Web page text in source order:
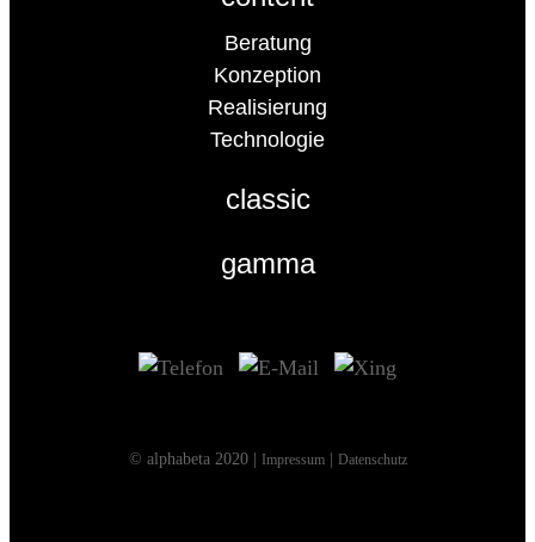
Beratung
Konzeption
Realisierung
Technologie
classic
gamma
© alphabeta 2020 | Impressum| Datenschutz